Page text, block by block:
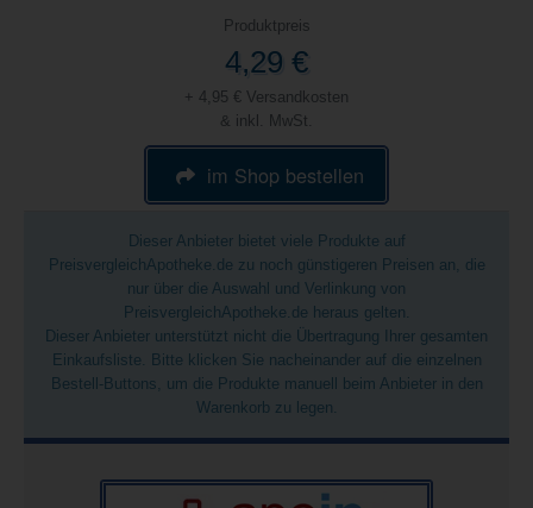
Produktpreis
4,29 €
+ 4,95 € Versandkosten
& inkl. MwSt.
im Shop bestellen
Dieser Anbieter bietet viele Produkte auf
PreisvergleichApotheke.de zu noch günstigeren Preisen an, die
nur über die Auswahl und Verlinkung von
PreisvergleichApotheke.de heraus gelten.
Dieser Anbieter unterstützt nicht die Übertragung Ihrer gesamten
Einkaufsliste. Bitte klicken Sie nacheinander auf die einzelnen
Bestell-Buttons, um die Produkte manuell beim Anbieter in den
Warenkorb zu legen.